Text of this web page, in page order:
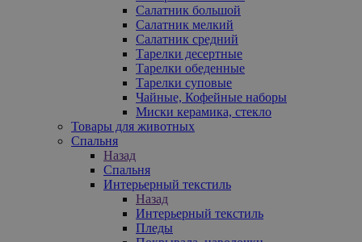
Салатник большой
Салатник мелкий
Салатник средний
Тарелки десертные
Тарелки обеденные
Тарелки суповые
Чайные, Кофейные наборы
Миски керамика, стекло
Товары для животных
Спальня
Назад
Спальня
Интерьерный текстиль
Назад
Интерьерный текстиль
Пледы